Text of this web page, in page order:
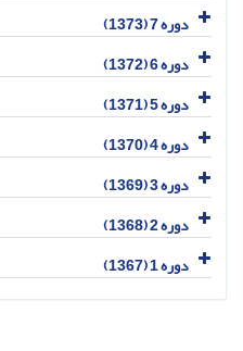
دوره 7 (1373)
دوره 6 (1372)
دوره 5 (1371)
دوره 4 (1370)
دوره 3 (1369)
دوره 2 (1368)
دوره 1 (1367)